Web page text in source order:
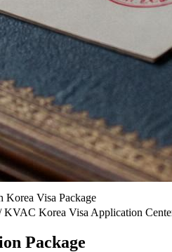
Korea Visa Package
Korea Visa Application
Package